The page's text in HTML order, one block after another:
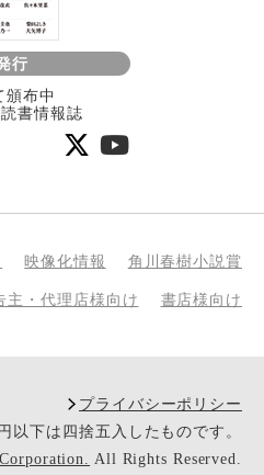
行
頒布中
書情報誌
映像化情報 角川春樹小説賞
主・代理店様向け 書店様向け
プライバシーポリシー
下は四捨五入したものです。
All Rights Reserved.